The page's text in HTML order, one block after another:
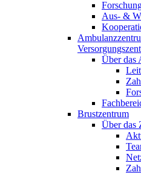
Aus- &
Über das
Brustzentrum
Über das